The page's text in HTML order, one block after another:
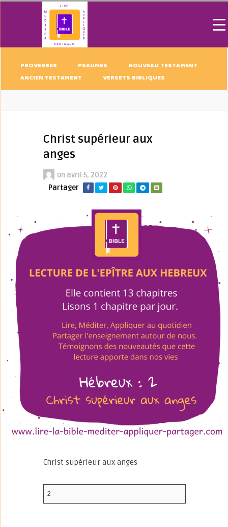
PROVERBES PSAUMES
NOUVEAU TESTAMENT
ANCIEN TESTAMENT
VERSETS BIBLIQUES
Christ supérieur aux
anges
on avril 5, 2022
Partager
Christ supérieur aux anges
2